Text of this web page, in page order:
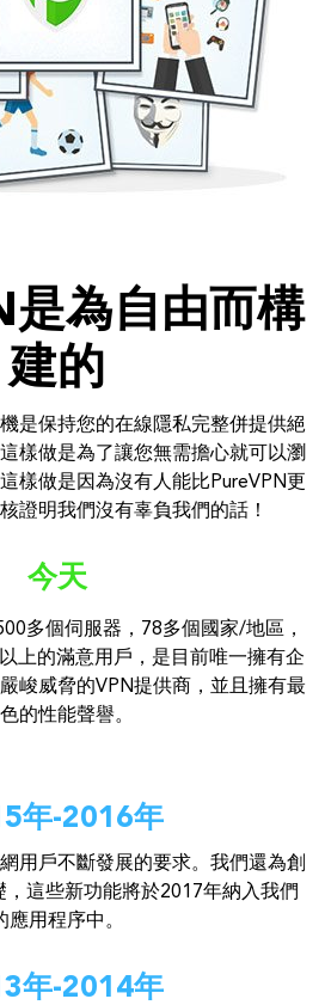
是為自由而構
建的
是保持您的在線隱私完整併提供絕
樣做是為了讓您無需擔心就可以瀏
樣做是因為沒有人能比PureVPN更
證明我們沒有辜負我們的話！
今天
多個伺服器，78多個國家/地區，
上的滿意用戶，是目前唯一擁有企
峻威脅的VPN提供商，並且擁有最
的性能聲譽。
年-2016年
用戶不斷發展的要求。我們還為創
這些新功能將於2017年納入我們
應用程序中。
年-2014年